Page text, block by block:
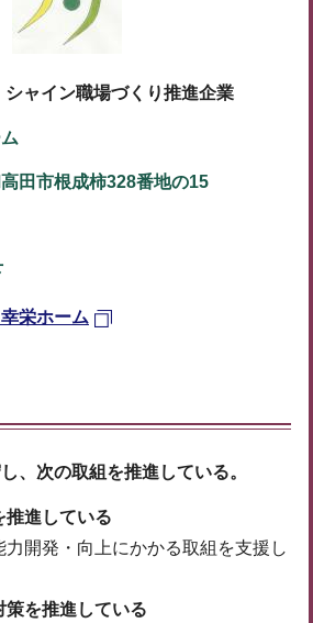
シャイン職場づくり推進企業
田市根成柿328番地の15
栄ホーム
、次の取組を推進している。
推進している
力開発・向上にかかる取組を支援し
策を推進している